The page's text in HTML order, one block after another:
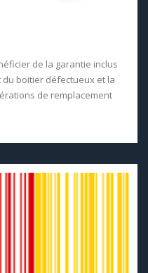
de la garantie inclus
boitier défectueux et la
de remplacement